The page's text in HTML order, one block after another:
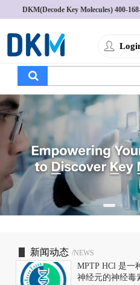
DKM(Decode Key Molecules) 400-
新闻动态 /NEWS
MPTP HCl 是一
神经元的神经毒